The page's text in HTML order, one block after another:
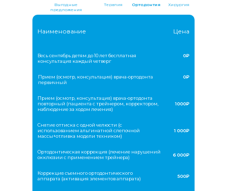
Выгодные
предложения
Терапия Ортодонтия Хирургия
Прием (осмотр, консультация) врача-ортодонта
первичный
0₽
Весь сентябрь детям до 10 лет бесплатная
консультация каждый четверг
0₽
Прием (осмотр, консультация) врача-ортодонта
повторный (пациента с трейнером, корректором,
наблюдение за ходом лечения)
1000₽
Снятие оттиска с одной челюсти (с
использованием альгинатной слепочной
массы+отливка модели техником)
1 000₽
Ортодонтическая коррекция (лечение нарушений
окклюзии с применением трейнера)
6 000₽
Коррекция съемного ортодонтического
аппарата (активация элементов аппарата)
500₽
Цена
Наименование